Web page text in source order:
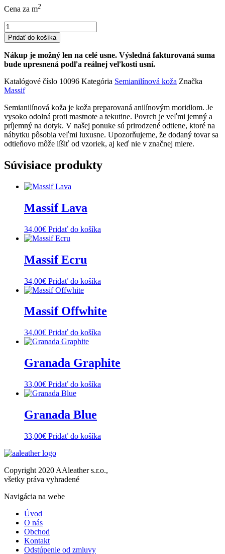
Cena za m2
množstvo
Massif
Graphite
Pridať do košíka
Nákup je možný len na celé usne. Výsledná fakturovaná suma
bude upresnená podľa reálnej veľkosti usní.
Katalógové číslo 10096 Kategória Semianilínová koža Značka
Massif
Semianilínová koža je koža preparovaná anilínovým moridlom. Je
vysoko odolná proti mastnote a tekutine. Povrch je veľmi jemný a
príjemný na dotyk. V našej ponuke sú prirodzené odtiene, ktoré na
nábytku pôsobia veľmi luxusne. Upozorňujeme, že dodaný tovar sa
odtieňovo môže líšiť od vzoriek, aj keď nie v značnej miere.
Súvisiace produkty
Massif Lava
34,00€ Pridať do košíka
Massif Ecru
34,00€ Pridať do košíka
Massif Offwhite
34,00€ Pridať do košíka
Granada Graphite
33,00€ Pridať do košíka
Granada Blue
33,00€ Pridať do košíka
Copyright 2020 AAleather s.r.o.,
všetky práva vyhradené
Navigácia na webe
Úvod
O nás
Obchod
Kontakt
Odstúpenie od zmluvy